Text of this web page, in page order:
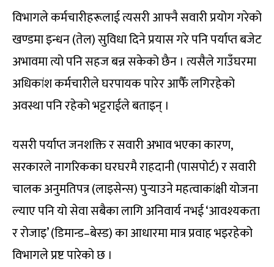
विभागले कर्मचारीहरूलाई त्यसरी आफ्नै सवारी प्रयोग गरेको
खण्डमा इन्धन (तेल) सुविधा दिने प्रयास गरे पनि पर्याप्त बजेट
अभावमा त्यो पनि सहज बन्न सकेको छैन । त्यसैले गाउँघरमा
अधिकांश कर्मचारीले घरपायक पारेर आफैँ लगिरहेको
अवस्था पनि रहेको भट्टराईले बताइन् ।
यसरी पर्याप्त जनशक्ति र सवारी अभाव भएका कारण,
सरकारले नागरिकका घरघरमै राहदानी (पासपोर्ट) र सवारी
चालक अनुमतिपत्र (लाइसेन्स) पुर्‍याउने महत्वाकांक्षी योजना
ल्याए पनि यो सेवा सबैका लागि अनिवार्य नभई ‘आवश्यकता
र रोजाइ’ (डिमान्ड–बेस्ड) का आधारमा मात्र प्रवाह भइरहेको
विभागले प्रष्ट पारेको छ ।